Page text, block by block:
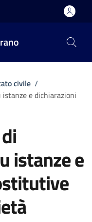
civile /
e dichiarazioni
istanze e